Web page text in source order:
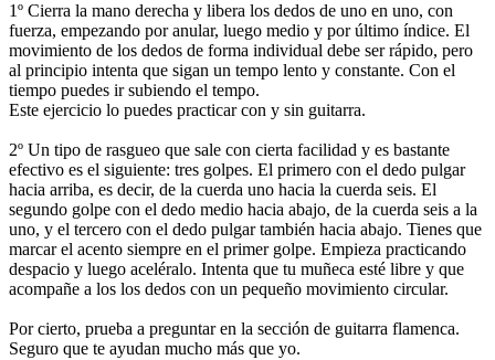
1º Cierra la mano derecha y libera los dedos de uno en uno, con
fuerza, empezando por anular, luego medio y por último índice. El
movimiento de los dedos de forma individual debe ser rápido, pero
al principio intenta que sigan un tempo lento y constante. Con el
tiempo puedes ir subiendo el tempo.
Este ejercicio lo puedes practicar con y sin guitarra.
2º Un tipo de rasgueo que sale con cierta facilidad y es bastante
efectivo es el siguiente: tres golpes. El primero con el dedo pulgar
hacia arriba, es decir, de la cuerda uno hacia la cuerda seis. El
segundo golpe con el dedo medio hacia abajo, de la cuerda seis a la
uno, y el tercero con el dedo pulgar también hacia abajo. Tienes que
marcar el acento siempre en el primer golpe. Empieza practicando
despacio y luego aceléralo. Intenta que tu muñeca esté libre y que
acompañe a los los dedos con un pequeño movimiento circular.
Por cierto, prueba a preguntar en la sección de guitarra flamenca.
Seguro que te ayudan mucho más que yo.